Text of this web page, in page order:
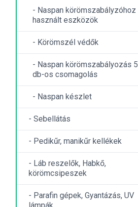
- Naspan körömszabályzóhoz
használt eszközök
- Körömszél védők
- Naspan körömszabályozás 5
db-os csomagolás
- Naspan készlet
- Sebellátás
- Pedikűr, manikűr kellékek
- Láb reszelők, Habkő,
körömcsipeszek
- Parafin gépek, Gyantázás, UV